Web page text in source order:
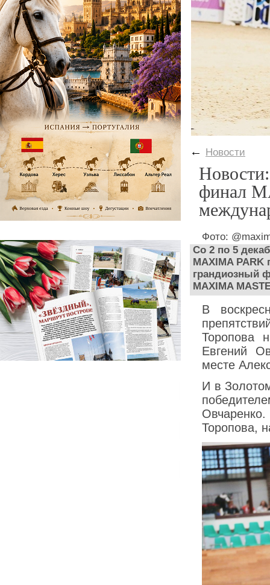
← Новости
финал
Фото:
Со 2 по 5
MAXIMA
грандиозный
MAXIMA
В
Торопова
Евгений
месте
И в
Торопова,